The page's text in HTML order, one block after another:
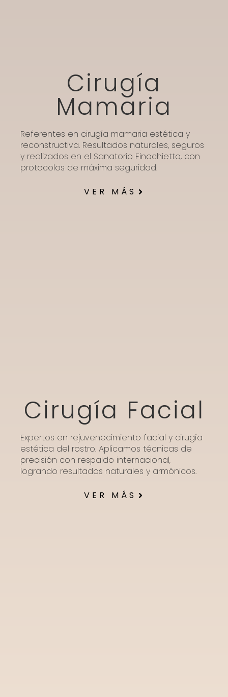
Cirugía
Mamaria
Referentes en cirugía mamaria estética y
reconstructiva. Resultados naturales, seguros
y realizados en el Sanatorio Finochietto, con
protocolos de máxima seguridad.
VER MÁS
Cirugía Facial
Expertos en rejuvenecimiento facial y cirugía
estética del rostro. Aplicamos técnicas de
precisión con respaldo internacional,
logrando resultados naturales y armónicos.
VER MÁS